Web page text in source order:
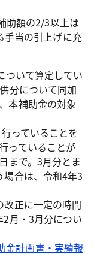
助額の2/3以上は
手当の引上げに充
いて算定してい
分について同加
本補助金の対象
っていることを
っていることが
まで。3月分とま
場合は、令和4年3
正に一定の時間
月・3月分につい
金計画書・実績報